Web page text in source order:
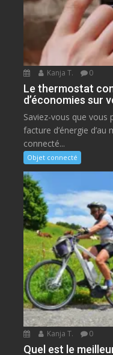
Kanja T. 0
Le thermostat
d’économies sur
Saviez-vous que vous
facture d’énergie
connecté...
Objet connecté
Kanja T. 0
Quel est le